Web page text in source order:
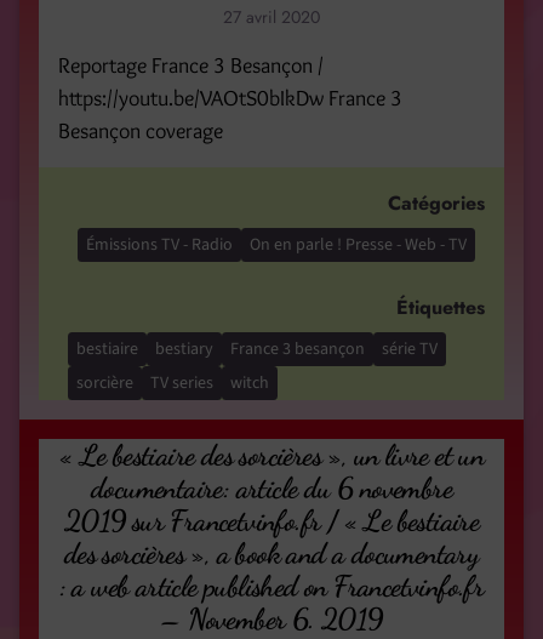
27 avril 2020
Reportage France 3 Besançon /
https://youtu.be/VAOtS0bIkDw France 3
Besançon coverage
Catégories
Émissions TV - Radio On en parle ! Presse - Web - TV
Étiquettes
bestiaire bestiary France 3 besançon
série TV
sorcière
TV series witch
« Le bestiaire des sorcières », un livre et un
documentaire: article du 6 novembre
2019 sur Francetvinfo.fr / « Le bestiaire
des sorcières », a book and a documentary
: a web article published on Francetvinfo.fr
– November 6. 2019